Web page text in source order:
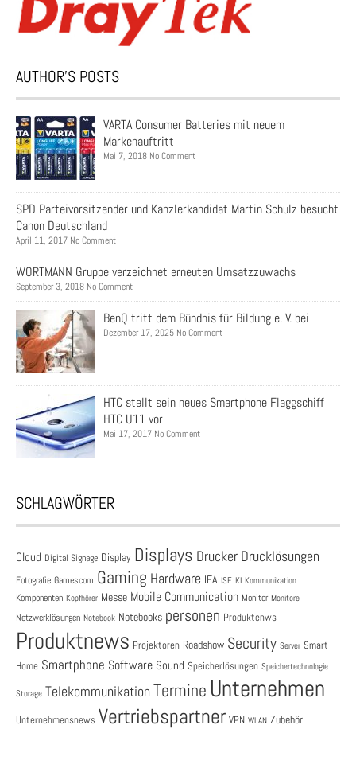
AUTHOR’S POSTS
VARTA Consumer Batteries mit neuem
Markenauftritt
Mai 7, 2018 No Comment
SPD Parteivorsitzender und Kanzlerkandidat Martin Schulz besucht
Canon Deutschland
April 11, 2017 No Comment
WORTMANN Gruppe verzeichnet erneuten Umsatzzuwachs
September 3, 2018 No Comment
BenQ tritt dem Bündnis für Bildung e. V. bei
Dezember 17, 2025 No Comment
HTC stellt sein neues Smartphone Flaggschiff
HTC U11 vor
Mai 17, 2017 No Comment
SCHLAGWÖRTER
Cloud Digital Signage Display Displays Drucker Drucklösungen
Fotografie Gamescom Gaming Hardware IFA ISE KI Kommunikation
Komponenten Kopfhörer Messe Mobile Communication Monitor Monitore
Netzwerklösungen Notebook Notebooks personen Produktenws
Produktnews Projektoren Roadshow Security Server Smart
Home Smartphone Software Sound Speicherlösungen Speichertechnologie
Storage Telekommunikation Termine Unternehmen
Unternehmensnews Vertriebspartner VPN WLAN Zubehör